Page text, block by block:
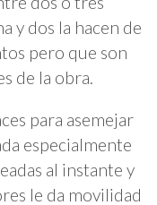
y dos la hacen de
pero que son
de la obra.
para asemejar
especialmente
al instante y
le da movilidad